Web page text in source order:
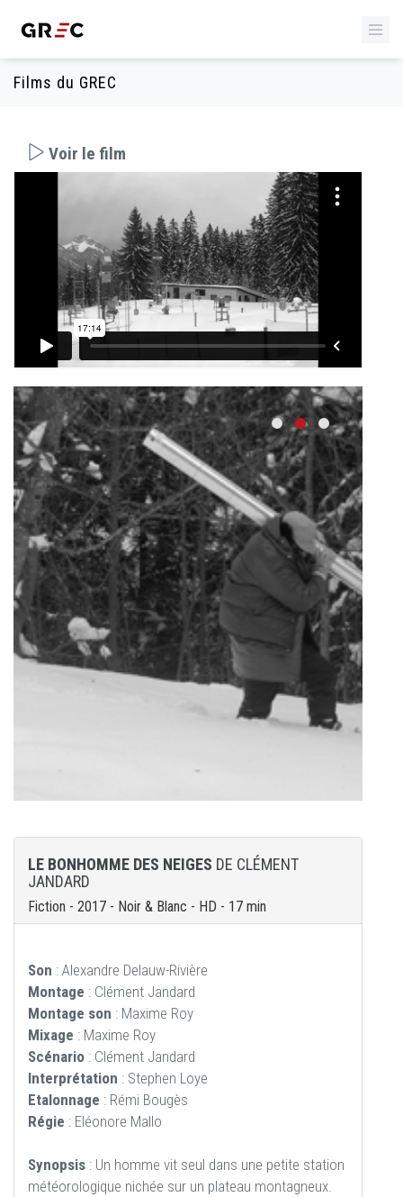
Films du GREC
Voir le film
LE BONHOMME DES NEIGES DE CLÉMENT
JANDARD
Fiction - 2017 - Noir & Blanc - HD - 17 min
Son : Alexandre Delauw-Rivière
Montage : Clément Jandard
Montage son : Maxime Roy
Mixage : Maxime Roy
Scénario : Clément Jandard
Interprétation : Stephen Loye
Etalonnage : Rémi Bougès
Régie : Eléonore Mallo
Synopsis : Un homme vit seul dans une petite station
météorologique nichée sur un plateau montagneux.